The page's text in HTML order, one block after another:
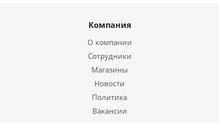
Компания
О компании
Сотрудники
Магазины
Новости
Политика
Вакансии